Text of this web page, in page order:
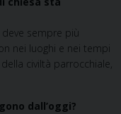
sempre più
nei luoghi e nei tempi
civiltà parrocchiale,
dall’oggi?